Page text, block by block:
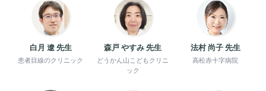
白月 遼 先生
患者目線のクリニック
森戸 やすみ 先生
どうかん山こどもクリニ
ック
法村 尚子 先生
高松赤十字病院